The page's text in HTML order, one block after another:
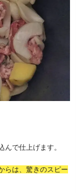
で仕上げます。
らは、驚きのスピー